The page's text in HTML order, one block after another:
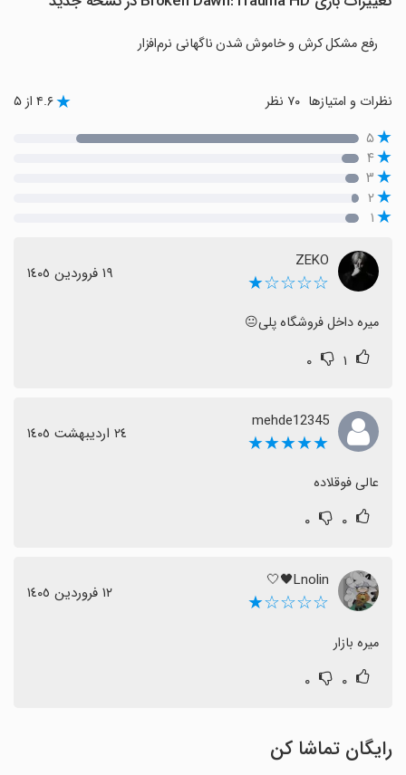
رفع مشکل کرش و خاموش شدن ناگهانی نرم‌افزار
نظرات و امتیازها ۴.۶ از ۵
۵
۴
۳
۲
۱
ZEKO
☆☆☆☆★ ١٩ فروردین ١٤٠٥
میره داخل فروشگاه پلی😐
۱ ۰
mehde12345
★★★★★ ٢٤ اردیبهشت ١٤٠٥
عالی فوقلاده
۰ ۰
Lnolin🖤🤍
☆☆☆☆★ ١٢ فروردین ١٤٠٥
میره بازار
۰ ۰
رایگان تماشا کن